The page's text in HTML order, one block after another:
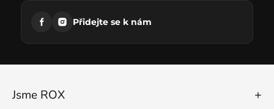
Přidejte se k nám
Jsme ROX